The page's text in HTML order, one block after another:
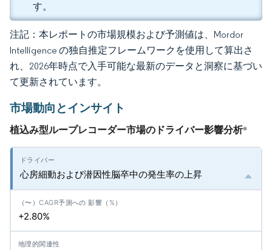
す。
注記：本レポートの市場規模および予測値は、Mordor
Intelligence の独自推定フレームワークを使用して算出さ
れ、2026年時点で入手可能な最新のデータと洞察に基づい
て更新されています。
市場動向とインサイト
植込み型ループレコーダー市場のドライバー影響分析*
心房細動および潜因性脳卒中の発生率の上昇
+2.80%